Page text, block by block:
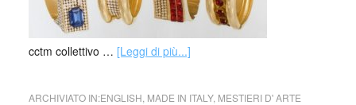
cctm collettivo … [Leggi di più...]
ARCHIVIATO IN:ENGLISH MADE IN ITALY, MESTIERI D' ARTE